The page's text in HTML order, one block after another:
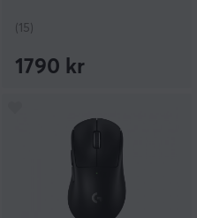
(15)
1790 kr